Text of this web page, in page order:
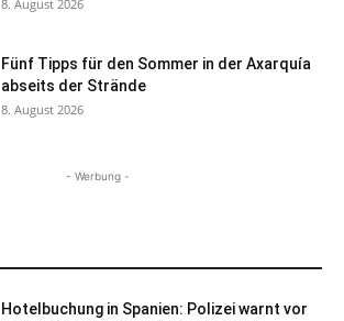
8. August 2026
Fünf Tipps für den Sommer in der Axarquía
abseits der Strände
8. August 2026
- Werbung -
Hotelbuchung in Spanien: Polizei warnt vor